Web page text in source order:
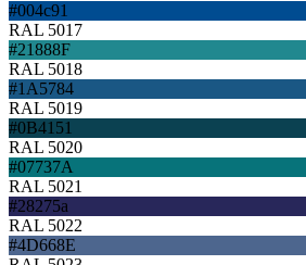
#004c91
RAL 5017
#21888F
RAL 5018
#1A5784
RAL 5019
#0B4151
RAL 5020
#07737A
RAL 5021
#28275a
RAL 5022
#4D668E